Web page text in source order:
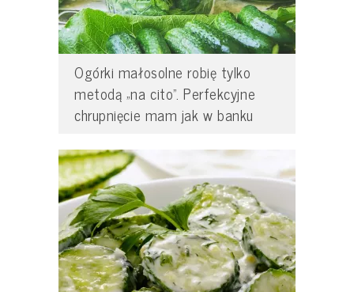
Ogórki małosolne robię tylko
metodą „na cito”. Perfekcyjne
chrupnięcie mam jak w banku